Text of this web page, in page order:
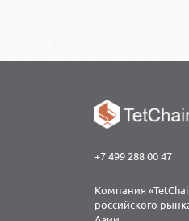
+7 499 288 00 47
Компания
российского